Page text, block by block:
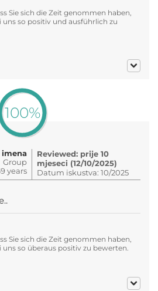
Sie sich die Zeit genommen haben,
so positiv und ausführlich zu
100%
imena
Group
years
Reviewed: prije 10
mjeseci (12/10/2025)
Datum iskustva: 10/2025
Sie sich die Zeit genommen haben,
so überaus positiv zu bewerten.